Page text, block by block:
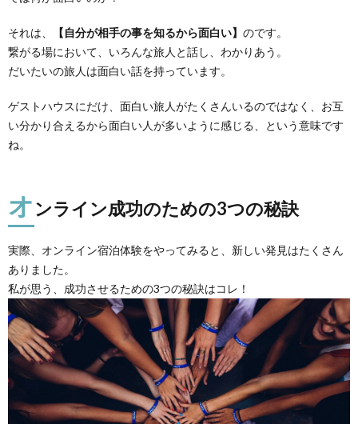
それは、 【自分が相手の事を知るから面白い】 のです。
繋がる場において、いろんな旅人と話し、わかりあう。
だいたいの旅人は面白い話を持っています。
ゲストハウスにだけ、面白い旅人がたくさんいるのではなく、お互
い分かり合えるから面白い人が多いように感じる、という意味です
ね。
オンライン成功のための3つの秘訣
実際、オンライン宿泊体験をやってみると、新しい発見はたくさん
ありました。
私が思う、成功させるための3つの秘訣はコレ！